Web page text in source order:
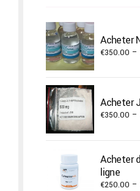
Acheter
€350.00 –
Acheter
€350.00 –
Acheter
ligne
€250.00 –